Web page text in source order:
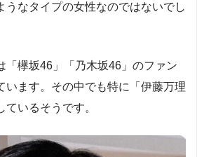
うなタイプの女性なのではないでし
「欅坂46」「乃木坂46」のファン
います。その中でも特に「伊藤万理
いるそうです。